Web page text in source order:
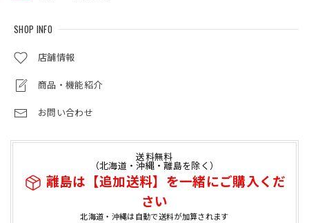
SHOP INFO
店舗情報
商品・機能紹介
お問い合わせ
送料無料
（北海道・沖縄・離島を除く）
離島は【追加送料】を一緒にご購入くだ
さい
北海道・沖縄は自動で送料が加算されます